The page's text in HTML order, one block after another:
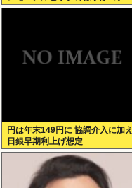
ラ！！！【乃木坂46】
円は年末149円に 協調介入に加え
日銀早期利上げ想定